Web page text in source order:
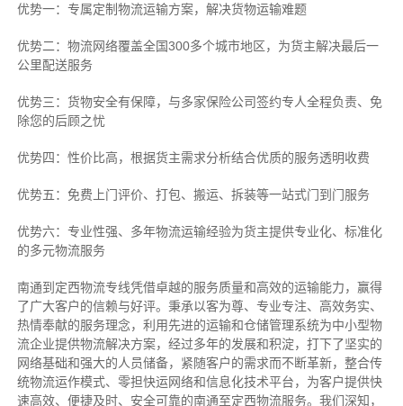
优势一：专属定制物流运输方案，解决货物运输难题
优势二：物流网络覆盖全国300多个城市地区，为货主解决最后一
公里配送服务
优势三：货物安全有保障，与多家保险公司签约专人全程负责、免
除您的后顾之忧
优势四：性价比高，根据货主需求分析结合优质的服务透明收费
优势五：免费上门评价、打包、搬运、拆装等一站式门到门服务
优势六：专业性强、多年物流运输经验为货主提供专业化、标准化
的多元物流服务
南通到定西物流专线凭借卓越的服务质量和高效的运输能力，赢得
了广大客户的信赖与好评。 秉承以客为尊、专业专注、高效务实、
热情奉献的服务理念，利用先进的运输和仓储管理系统为中小型物
流企业提供物流解决方案，经过多年的发展和积淀，打下了坚实的
网络基础和强大的人员储备，紧随客户的需求而不断革新，整合传
统物流运作模式、零担快运网络和信息化技术平台，为客户提供快
速高效、便捷及时、安全可靠的南通至定西物流服务。 我们深知，